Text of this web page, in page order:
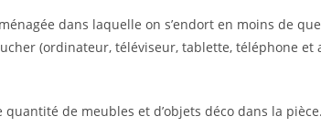
dans laquelle on s’endort en moins de
(ordinateur, téléviseur, tablette, téléphone
quantité de meubles et d’objets déco dans la